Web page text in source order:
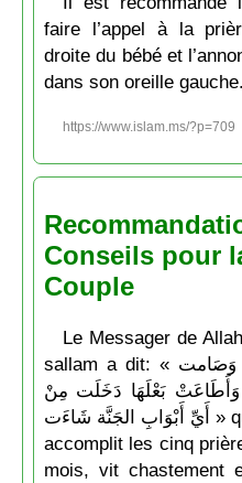
faire l’appel à la
droite du bébé et
dans son oreille gauche.
https://www.islam.ms/?p=709
Conseils pour
Couple
Le Messager de
sallam a dit: « إذَا صَلَّتِ المرأةُ خَمْسَهَا ، وَصَامت
بَعْلَهَا دَخَلَت مِنْ
أَيِّ أَبْوَابِ الجَنَّة شَاءَت » qui signifie : « Si la femme
accomplit les cinq
mois, vit chastement